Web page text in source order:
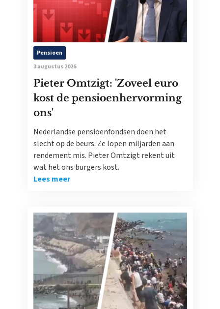
Pensioen
3 augustus 2026
Pieter Omtzigt: 'Zoveel euro
kost de pensioenhervorming
ons'
Nederlandse pensioenfondsen doen het
slecht op de beurs. Ze lopen miljarden aan
rendement mis. Pieter Omtzigt rekent uit
wat het ons burgers kost.
Lees meer